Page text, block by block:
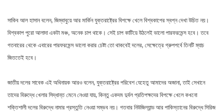
সাকিব আল হাসান বলেন, জিম্বাবুয়ে আর মার্কিন যুক্তরাষ্ট্রের বিপক্ষে খেলে বিশ্বকাপের স্বপ্ন দেখা উচিত নয়।
বিশ্বকাপ পুরো আলাদা একটা মঞ্চ, অনেক চাপ থাকে। সেই চাপ কাটিয়ে উঠলেই ভালো পারফরমেন্স হবে। তবে
গতবারের থেকে এবারের পারফরমেন্স ভালো করার চেষ্টা তো থাকবেই দলের, সেক্ষেত্রে গ্রুপপর্বে তিনটি ম্যাচ
জিততেই হবে।
জাতীয় দলের সাবেক এই অধিনায়ক আরও বলেন, যুক্তরাষ্ট্রের পরিবেশ যেহেতু আমাদের অজানা, তাই সেখানে
তাদের বিরুদ্ধে খেলার সিদ্ধান্ত মেনে নেওয়া যায়, কিন্তু একদম দুর্বল প্রতিপক্ষদের বিপক্ষে খেলে কখনো
শক্তিশালী দলের বিরুদ্ধে নামার প্রস্তুতি নেওয়া সম্ভব নয়। গতবার নিউজিল্যান্ড আর পাকিস্তানের বিরুদ্ধে সিরিজ